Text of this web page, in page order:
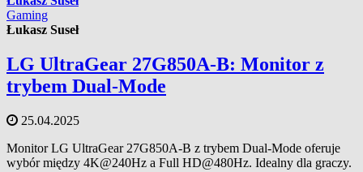
Gaming
Łukasz Suseł
LG UltraGear 27G850A-B: Monitor z
trybem Dual-Mode
25.04.2025
Monitor LG UltraGear 27G850A-B z trybem Dual-Mode oferuje
wybór między 4K@240Hz a Full HD@480Hz. Idealny dla graczy.